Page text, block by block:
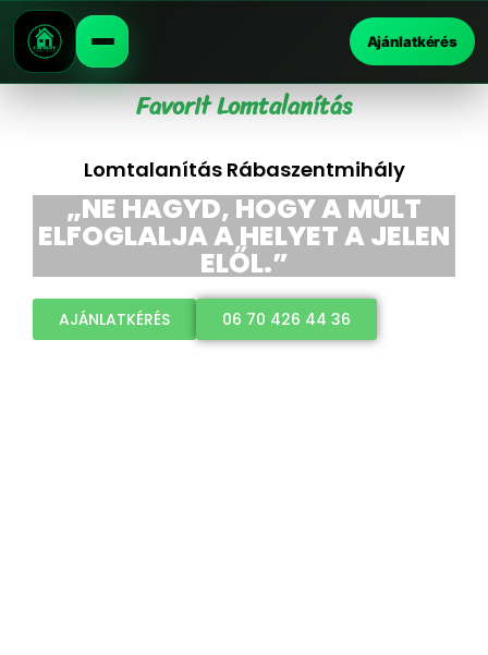
Ajánlatkérés
Favorit Lomtalanítás
Lomtalanítás Rábaszentmihály
„NE HAGYD, HOGY A MÚLT
ELFOGLALJA A HELYET A JELEN
ELŐL.”
AJÁNLATKÉRÉS 06 70 426 44 36